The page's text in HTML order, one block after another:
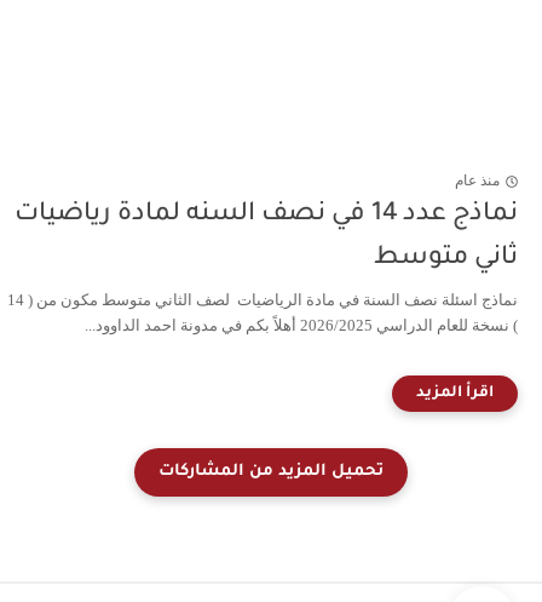
منذ عام
نماذج عدد 14 في نصف السنه لمادة رياضيات
ثاني متوسط
نماذج اسئلة نصف السنة في مادة الرياضيات لصف الثاني متوسط مكون من ( 14
) نسخة للعام الدراسي 2026/2025 أهلاً بكم في مدونة احمد الداوود...